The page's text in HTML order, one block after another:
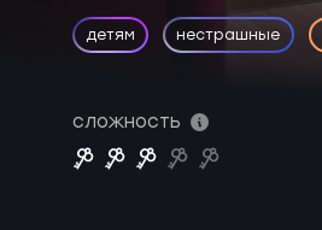
детям нестрашные
сложность